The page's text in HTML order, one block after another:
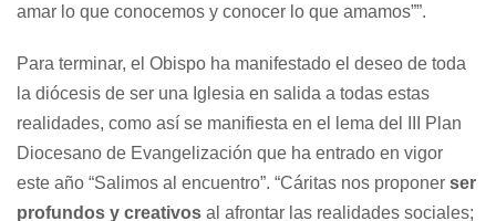
amar lo que conocemos y conocer lo que amamos””.
Para terminar, el Obispo ha manifestado el deseo de toda
la diócesis de ser una Iglesia en salida a todas estas
realidades, como así se manifiesta en el lema del III Plan
Diocesano de Evangelización que ha entrado en vigor
este año “Salimos al encuentro”. “Cáritas nos proponer ser
profundos y creativos al afrontar las realidades sociales;